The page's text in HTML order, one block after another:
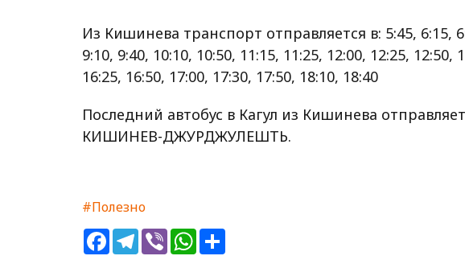
Из Кишинева транспорт отправляется в: 5:45, 6:15,
9:10, 9:40, 10:10, 10:50, 11:15, 11:25, 12:00, 12:25, 12:50,
16:25, 16:50, 17:00, 17:30, 17:50, 18:10, 18:40
Последний автобус в Кагул из Кишинева
КИШИНЕВ-ДЖУРДЖУЛЕШТЬ.
#Полезно
FacebookTelegram
ViberWhatsApp